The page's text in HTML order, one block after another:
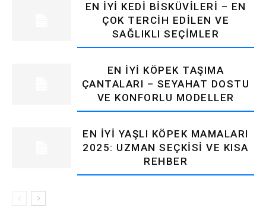
EN İYI KEDI BISKÜVILERI – EN
ÇOK TERCIH EDILEN VE
SAĞLIKLI SEÇIMLER
EN İYI KÖPEK TAŞIMA
ÇANTALARI – SEYAHAT DOSTU
VE KONFORLU MODELLER
EN İYI YAŞLI KÖPEK MAMALARI
2025: UZMAN SEÇKISI VE KISA
REHBER